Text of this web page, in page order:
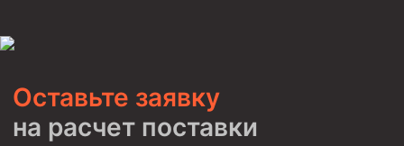
Оставьте заявку
на расчет поставки